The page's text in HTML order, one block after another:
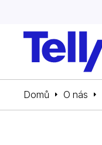
Domů O nás